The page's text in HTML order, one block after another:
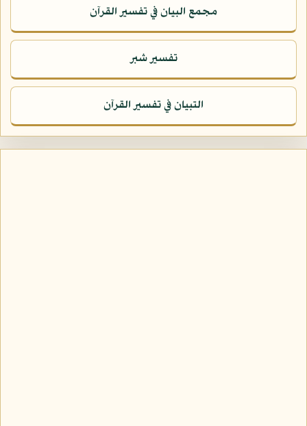
مجمع البيان في تفسير القرآن
تفسير شبر
التبيان في تفسير القرآن